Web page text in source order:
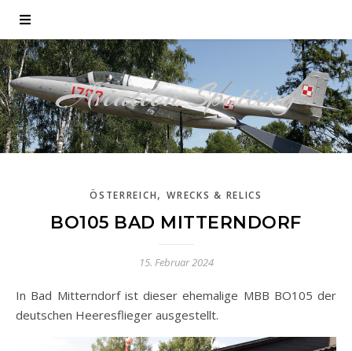
Aviation Spotting
ÖSTERREICH,WRECKS & RELICS
BO105 BAD MITTERNDORF
15. Februar 2024
In Bad Mitterndorf ist dieser ehemalige MBB BO105 der
deutschen Heeresflieger ausgestellt.